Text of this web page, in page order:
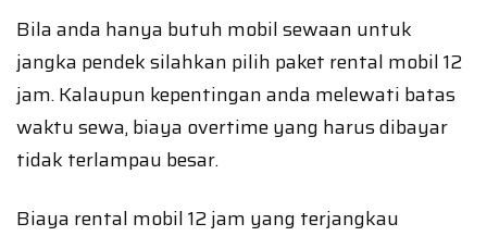
Bila anda hanya butuh mobil sewaan untuk
jangka pendek silahkan pilih paket rental mobil 12
jam. Kalaupun kepentingan anda melewati batas
waktu sewa, biaya overtime yang harus dibayar
tidak terlampau besar.
Biaya rental mobil 12 jam yang terjangkau